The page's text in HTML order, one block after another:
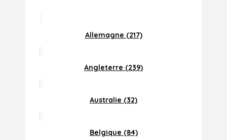
Allemagne (217)
Angleterre (239)
Australie (32)
Belgique (84)